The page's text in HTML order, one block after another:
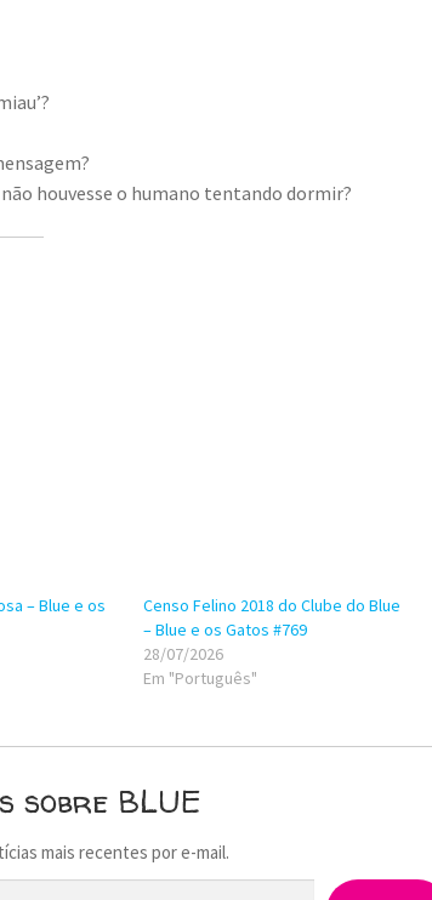
houvesse o humano tentando dormir?
– Blue e os
Censo Felino 2018 do Clube do Blue
– Blue e os Gatos #769
28/07/2026
Em "Português"
sobre BLUE
mais recentes por e-mail.